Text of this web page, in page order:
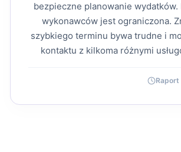
bezpieczne planowanie
wykonawców jest ograniczona.
szybkiego terminu bywa trudne i
kontaktu z kilkoma różnymi